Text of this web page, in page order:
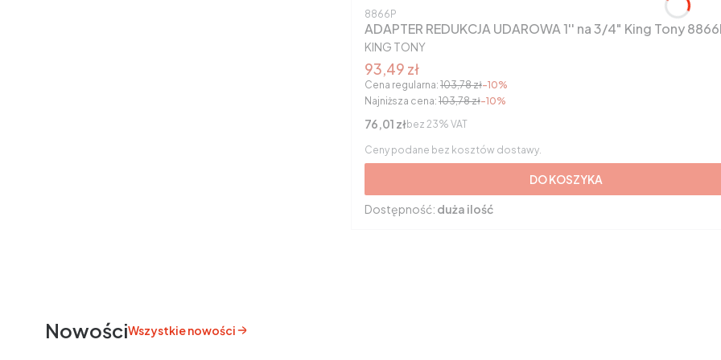
Kod produktu
8866P
ADAPTER REDUKCJA UDAROWA 1'' na 3/4" King Tony
PRODUCENT
KING TONY
Cena promocyjna brutto
93,49 zł
Cena regularna: 103,78 zł-10%
Najniższa cena: 103,78 zł-10%
Cena netto
76,01 złbez 23% VAT
Ceny podane bez kosztów dostawy.
DO KOSZYKA
Dostępność: duża ilość
NowościWszystkie nowości